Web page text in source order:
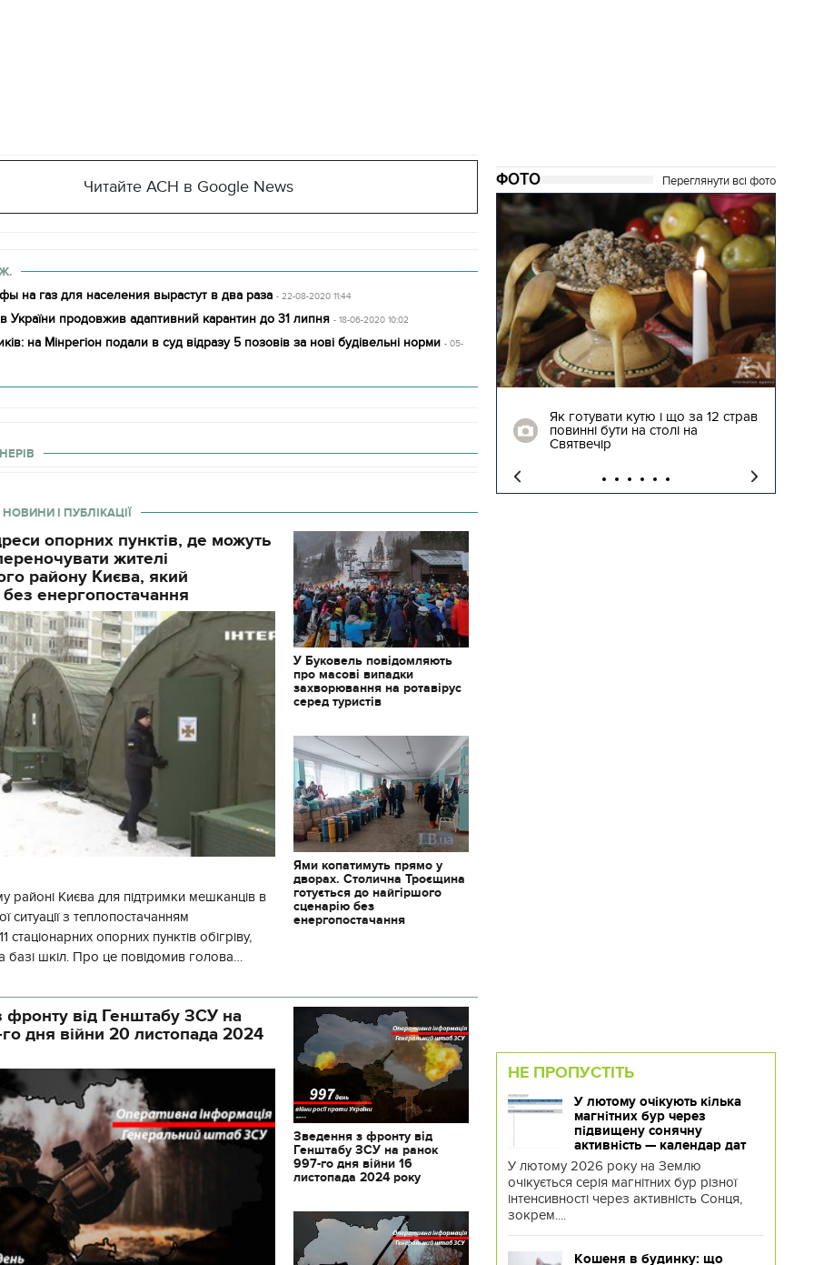
Читайте АСН в Google News
на газ для населения вырастут в два раза - 22-08-2020 11:44
України продовжив адаптивний карантин до 31 липня - 18-06-2020 10:02
на Мінрегіон подали в суд відразу 5 позовів за нові будівельні норми - 05-
І ПУБЛІКАЦІЇ
опорних пунктів, де можуть
жителі
району Києва, який
енергопостачання
районі Києва для підтримки мешканців в
ситуації з теплопостачанням
стаціонарних опорних пунктів обігріву,
базі шкіл. Про це повідомив голова
У Буковель повідомляють
про масові випадки
захворювання на ротавірус
серед туристів
Ями копатимуть прямо у
дворах. Столична Троєщина
готується до найгіршого
сценарію без
енергопостачання
фронту від Генштабу ЗСУ на
дня війни 20 листопада 2024
Зведення з фронту від
Генштабу ЗСУ на ранок
997-го дня війни 16
листопада 2024 року
ФОТО Переглянути всі фото
Як готувати кутю і що за 12 страв
повинні бути на столі на
Святвечір
НЕ ПРОПУСТІТЬ
У лютому очікують кілька
магнітних бур через
підвищену сонячну
активність — календар дат
У лютому 2026 року на Землю
очікується серія магнітних бур різної
інтенсивності через активність Сонця,
зокрем....
Кошеня в будинку: що